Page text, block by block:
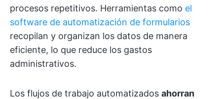
procesos repetitivos. Herramientas como el
software de automatización de formularios
recopilan y organizan los datos de manera
eficiente, lo que reduce los gastos
administrativos.
Los flujos de trabajo automatizados ahorran